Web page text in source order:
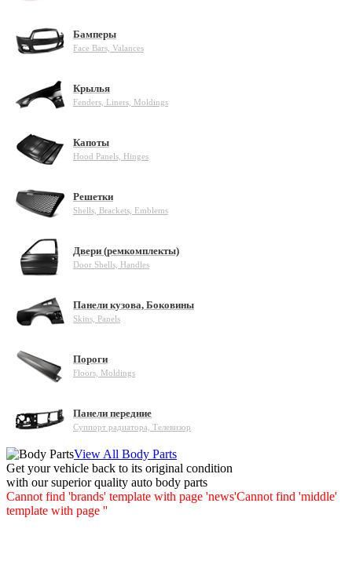
Бамперы
Face Bars, Valances
Крылья
Fenders, Liners, Moldings
Капоты
Hood Panels, Hinges
Решетки
Shells, Brackets, Emblems
Двери (ремкомплекты)
Door Shells, Handles
Панели кузова, Боковины
Skins, Panels
Пороги
Floors, Moldings
Панели передние
Суппорт радиатора, Телевизор
View All Body Parts
Get your vehicle back to its original condition
with our superior quality auto body parts
Cannot find 'brands' template with page 'news'Cannot find 'middle'
template with page ''